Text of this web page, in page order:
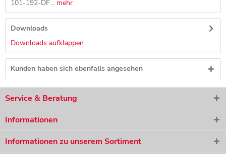
101-192-DF... mehr
Downloads
Downloads aufklappen
Kunden haben sich ebenfalls angesehen
Service & Beratung
Informationen
Informationen zu unserem Sortiment